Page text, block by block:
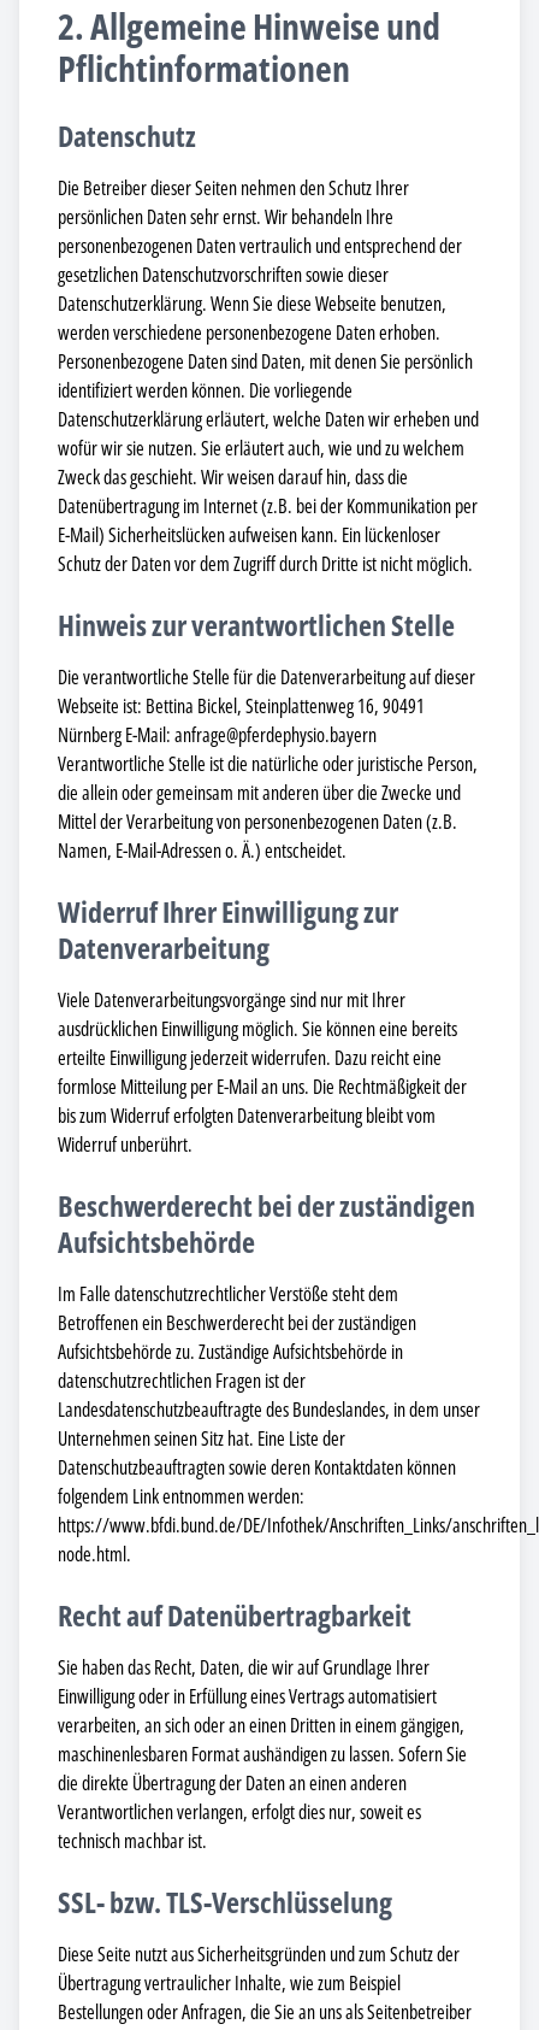
2. Allgemeine Hinweise und
Pflichtinformationen
Datenschutz
Die Betreiber dieser Seiten nehmen den Schutz Ihrer
persönlichen Daten sehr ernst. Wir behandeln Ihre
personenbezogenen Daten vertraulich und entsprechend der
gesetzlichen Datenschutzvorschriften sowie dieser
Datenschutzerklärung. Wenn Sie diese Webseite benutzen,
werden verschiedene personenbezogene Daten erhoben.
Personenbezogene Daten sind Daten, mit denen Sie persönlich
identifiziert werden können. Die vorliegende
Datenschutzerklärung erläutert, welche Daten wir erheben und
wofür wir sie nutzen. Sie erläutert auch, wie und zu welchem
Zweck das geschieht. Wir weisen darauf hin, dass die
Datenübertragung im Internet (z.B. bei der Kommunikation per
E-Mail) Sicherheitslücken aufweisen kann. Ein lückenloser
Schutz der Daten vor dem Zugriff durch Dritte ist nicht möglich.
Hinweis zur verantwortlichen Stelle
Die verantwortliche Stelle für die Datenverarbeitung auf dieser
Webseite ist: Bettina Bickel, Steinplattenweg 16, 90491
Nürnberg E-Mail: anfrage@pferdephysio.bayern
Verantwortliche Stelle ist die natürliche oder juristische Person,
die allein oder gemeinsam mit anderen über die Zwecke und
Mittel der Verarbeitung von personenbezogenen Daten (z.B.
Namen, E-Mail-Adressen o. Ä.) entscheidet.
Widerruf Ihrer Einwilligung zur
Datenverarbeitung
Viele Datenverarbeitungsvorgänge sind nur mit Ihrer
ausdrücklichen Einwilligung möglich. Sie können eine bereits
erteilte Einwilligung jederzeit widerrufen. Dazu reicht eine
formlose Mitteilung per E-Mail an uns. Die Rechtmäßigkeit der
bis zum Widerruf erfolgten Datenverarbeitung bleibt vom
Widerruf unberührt.
Beschwerderecht bei der zuständigen
Aufsichtsbehörde
Im Falle datenschutzrechtlicher Verstöße steht dem
Betroffenen ein Beschwerderecht bei der zuständigen
Aufsichtsbehörde zu. Zuständige Aufsichtsbehörde in
datenschutzrechtlichen Fragen ist der
Landesdatenschutzbeauftragte des Bundeslandes, in dem unser
Unternehmen seinen Sitz hat. Eine Liste der
Datenschutzbeauftragten sowie deren Kontaktdaten können
folgendem Link entnommen werden:
https://www.bfdi.bund.de/DE/Infothek/Anschriften_Links/
node.html.
Recht auf Datenübertragbarkeit
Sie haben das Recht, Daten, die wir auf Grundlage Ihrer
Einwilligung oder in Erfüllung eines Vertrags automatisiert
verarbeiten, an sich oder an einen Dritten in einem gängigen,
maschinenlesbaren Format aushändigen zu lassen. Sofern Sie
die direkte Übertragung der Daten an einen anderen
Verantwortlichen verlangen, erfolgt dies nur, soweit es
technisch machbar ist.
SSL- bzw. TLS-Verschlüsselung
Diese Seite nutzt aus Sicherheitsgründen und zum Schutz der
Übertragung vertraulicher Inhalte, wie zum Beispiel
Bestellungen oder Anfragen, die Sie an uns als Seitenbetreiber